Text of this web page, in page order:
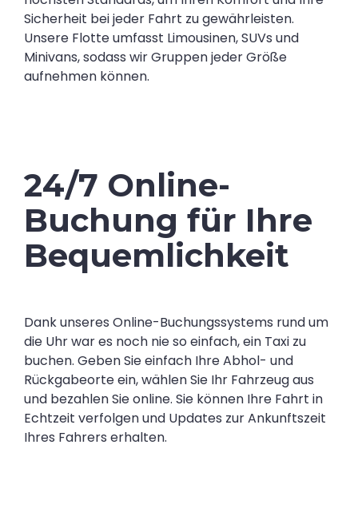
Sicherheit bei jeder Fahrt zu gewährleisten.
Unsere Flotte umfasst Limousinen, SUVs und
Minivans, sodass wir Gruppen jeder Größe
aufnehmen können.
24/7 Online-
Buchung für Ihre
Bequemlichkeit
Dank unseres Online-Buchungssystems rund um
die Uhr war es noch nie so einfach, ein Taxi zu
buchen. Geben Sie einfach Ihre Abhol- und
Rückgabeorte ein, wählen Sie Ihr Fahrzeug aus
und bezahlen Sie online. Sie können Ihre Fahrt in
Echtzeit verfolgen und Updates zur Ankunftszeit
Ihres Fahrers erhalten.